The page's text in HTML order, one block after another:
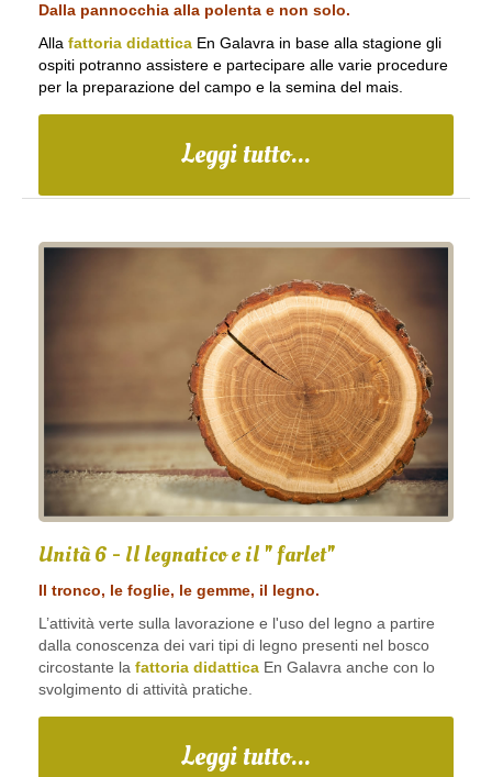
Dalla pannocchia alla polenta e non solo.
Alla fattoria didattica En Galavra in base alla stagione gli
ospiti potranno assistere e partecipare alle varie procedure
per la preparazione del campo e la semina del mais.
Leggi tutto...
Unità 6 - Il legnatico e il " farlet"
Il tronco, le foglie, le gemme, il legno.
L’attività verte sulla lavorazione e l'uso del legno a partire
dalla conoscenza dei vari tipi di legno presenti nel bosco
circostante la fattoria didattica En Galavra anche con lo
svolgimento di attività pratiche.
Leggi tutto...